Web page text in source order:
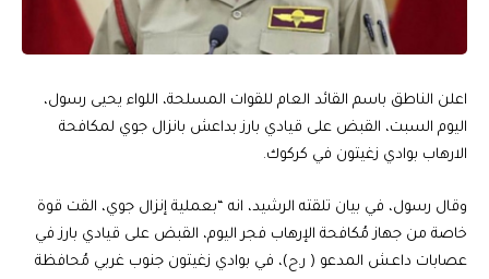
اعلن الناطق باسم القائد العام للقوات المسلحة، اللواء يحيى رسول،
اليوم السبت، القبض على قيادي بارز بداعش بانزال جوي لمكافحة
الارهاب بوادي زغيتون في كركوك.
وقال رسول، في بيان تلقته الرشيد، انه “بعملية إنزال جوي، القت قوة
خاصة من جهاز مُكافحة الإرهاب فجر اليوم، القبض على قيادي بارز في
عصابات داعـش المدعو ( ر.ح)، في بوادي زغيتون جنوب غربي مُحافظة